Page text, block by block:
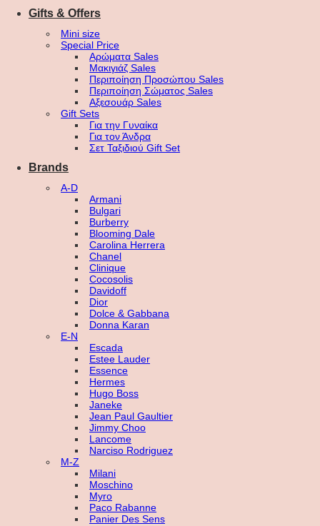
Gifts & Offers
Mini size
Special Price
Αρώματα Sales
Μακιγιάζ Sales
Περιποίηση Προσώπου Sales
Περιποίηση Σώματος Sales
Αξεσουάρ Sales
Gift Sets
Για την Γυναίκα
Για τον Άνδρα
Σετ Ταξιδιού Gift Set
Brands
A-D
Armani
Bulgari
Burberry
Blooming Dale
Carolina Herrera
Chanel
Clinique
Cocosolis
Davidoff
Dior
Dolce & Gabbana
Donna Karan
E-N
Escada
Estee Lauder
Essence
Hermes
Hugo Boss
Janeke
Jean Paul Gaultier
Jimmy Choo
Lancome
Narciso Rodriguez
M-Z
Milani
Moschino
Myro
Paco Rabanne
Panier Des Sens